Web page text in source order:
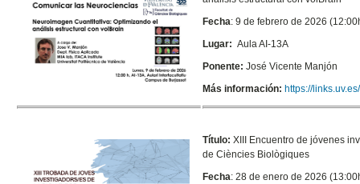
Fecha: 9 de febrero de 2026
Lugar:Aula AI-13A
Ponente:José Vicente Manjón
Más información: https://
Título:XIII Encuentro de jóvenes
de Ciències Biològiques
Fecha: 28 de enero de 2026